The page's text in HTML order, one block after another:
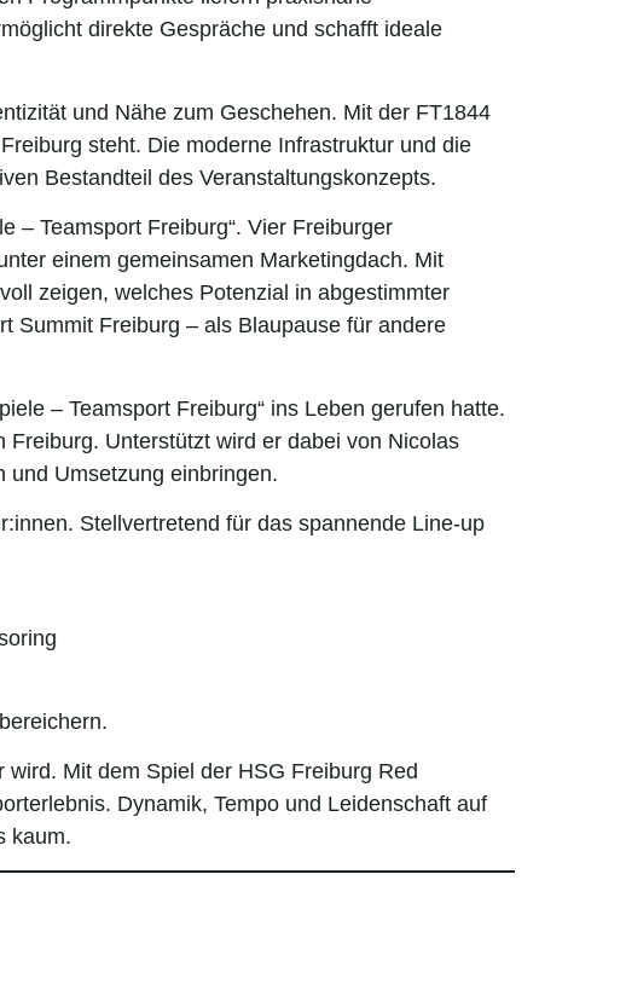
direkte Gespräche und schafft ideale
und Nähe zum Geschehen. Mit der FT1844
steht. Die moderne Infrastruktur und die
Bestandteil des Veranstaltungskonzepts.
– Teamsport Freiburg“. Vier Freiburger
einem gemeinsamen Marketingdach. Mit
zeigen, welches Potenzial in abgestimmter
Summit Freiburg – als Blaupause für andere
– Teamsport Freiburg“ ins Leben gerufen hatte.
Unterstützt wird er dabei von Nicolas
und Umsetzung einbringen.
Stellvertretend für das spannende Line-up
Mit dem Spiel der HSG Freiburg Red
Dynamik, Tempo und Leidenschaft auf
kaum.